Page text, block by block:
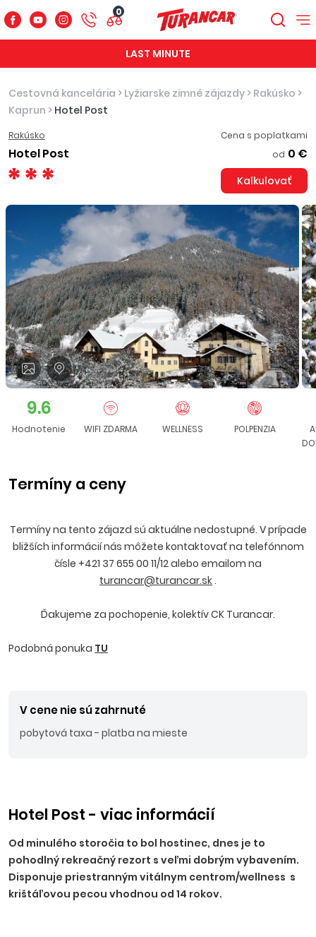
0
LAST MINUTE
Cestovná kancelária > Lyžiarske zimné zájazdy > Rakúsko >
Kaprun > Hotel Post
Rakúsko
Hotel Post
Cena s poplatkami
od 0 €
Kalkulovať
9.6
Hodnotenie WIFI ZDARMA WELLNESS POLPENZIA
Termíny a ceny
Termíny na tento zájazd sú aktuálne nedostupné. V prípade
bližších informácií nás môžete kontaktovať na telefónnom
čísle +421 37 655 00 11/12 alebo emailom na
turancar@turancar.sk.
Ďakujeme za pochopenie, kolektív CK Turancar.
Podobná ponuka TU
V cene nie sú zahrnuté
pobytová taxa - platba na mieste
Hotel Post - viac informácií
Od minulého storočia to bol hostinec, dnes je to
pohodlný rekreačný rezort s veľmi dobrým vybavením.
Disponuje priestranným vitálnym centrom/wellness s
krištáľovou pecou vhodnou od 14 rokov.